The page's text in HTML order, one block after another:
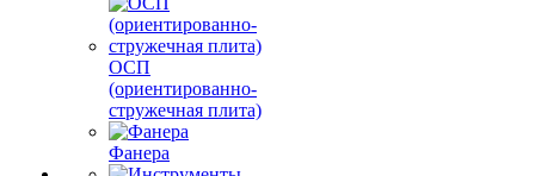
ОСП
(ориентированно-
стружечная плита)
Фанера